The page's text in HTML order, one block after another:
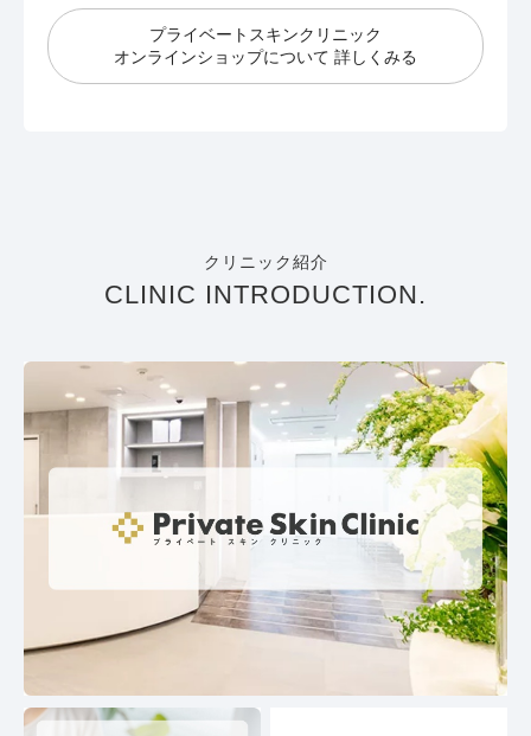
プライベートスキンクリニック
オンラインショップについて 詳しくみる
クリニック紹介
CLINIC INTRODUCTION.